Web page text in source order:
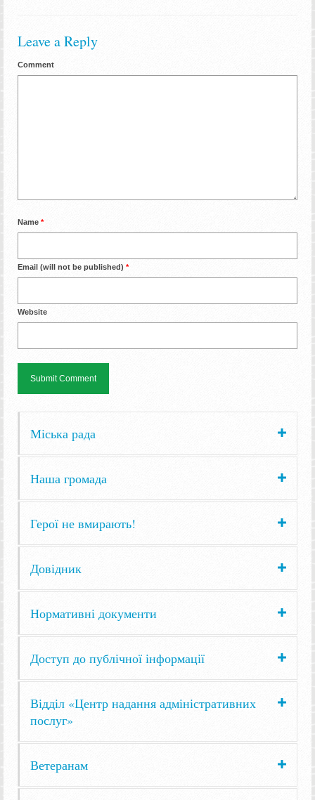
Leave a Reply
Comment
Name *
Email (will not be published) *
Website
Міська рада
Наша громада
Герої не вмирають!
Довідник
Нормативні документи
Доступ до публічної інформації
Відділ «Центр надання адміністративних
послуг»
Ветеранам